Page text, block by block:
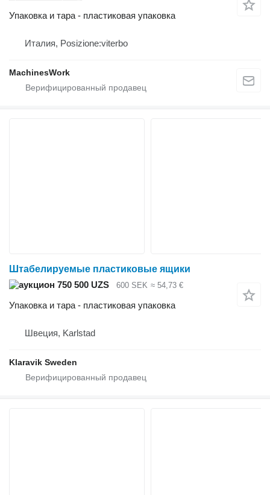
Упаковка и тара - пластиковая упаковка
Италия, Posizione:viterbo
MachinesWork
Штабелируемые пластиковые ящики
750 500 UZS
600 SEK ≈ 54,73 €
Упаковка и тара - пластиковая упаковка
Швеция, Karlstad
Klaravik Sweden